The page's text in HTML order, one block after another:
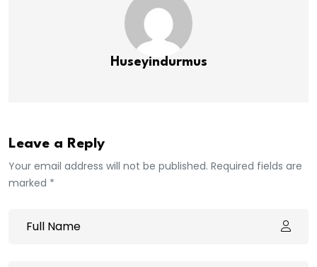
Huseyindurmus
Leave a Reply
Your email address will not be published. Required fields are
marked *